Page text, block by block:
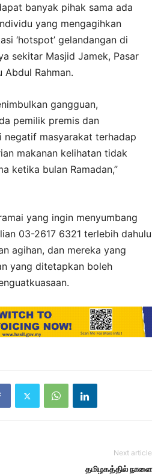
banyak pihak sama ada
yang mengagihkan
‘hotspot’ gelandangan di
sekitar Masjid Jamek, Pasar
Abdul Rahman.
gangguan,
pemilik premis dan
negatif masyarakat terhadap
makanan kelihatan tidak
ketika bulan Ramadan,”
yang ingin menyumbang
03-2617 6321 terlebih dahulu
agihan, dan mereka yang
yang ditetapkan boleh
Next article
தமிழகத்தில் நாளை